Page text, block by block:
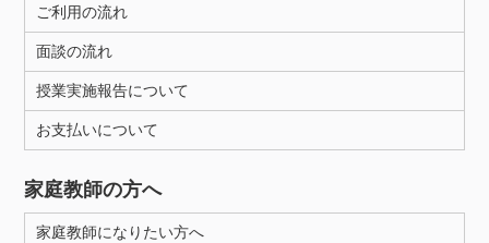
ご利用の流れ
面談の流れ
授業実施報告について
お支払いについて
家庭教師の方へ
家庭教師になりたい方へ